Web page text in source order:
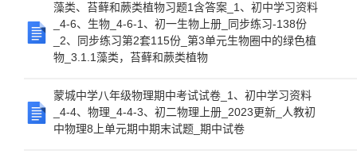
藻类、苔藓和蕨类植物习题1含答案_1、初中学习资料
_4-6、生物_4-6-1、初一生物上册_同步练习-138份
_2、同步练习第2套115份_第3单元生物圈中的绿色植
物_3.1.1藻类，苔藓和蕨类植物
蒙城中学八年级物理期中考试试卷_1、初中学习资料
_4-4、物理_4-4-3、初二物理上册_2023更新_人教初
中物理8上单元期中期末试题_期中试卷